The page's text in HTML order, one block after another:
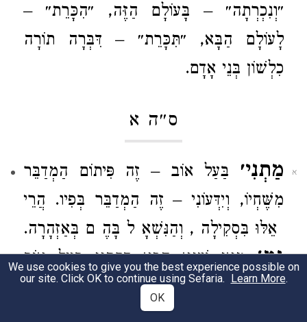
״וְנִכְרְתָה״ – בָּעוֹלָם הַזֶּה, ״הִכָּרֵת״ –
לָעוֹלָם הַבָּא, ״תִּכָּרֵת״ – דִּבְּרָה תוֹרָה
כִלְשׁוֹן בְּנֵי אָדָם.
ס״ה א
א מַתְנִי׳ בַּעַל אוֹב – זֶה פִּיתוֹם הַמְדַבֵּר
מִשֶּׁחְיוֹ, וְיִדְּעוֹנִי – זֶה הַמְדַבֵּר בְּפִיו. הֲרֵי
אֵלּוּ בִּסְקִילָה, וְהַנִּשְׁאָל בָּהֶם בְּאַזְהָרָה.
גְּמָ׳מַאי שְׁנָא הָכָא דְּקָתָנֵי בַּעַל אוֹב
וְיִדְּעוֹנִי, וּמַאי שְׁנָא גַּבֵּי כָּרֵיתוֹת דְּקָתָנֵי בַּעַל
אוֹב וְשַׁיְּירֵיהּ לְיִדְּעוֹנִי?
We use cookies to give you the best experience possible on
our site. Click OK to continue using Sefaria. Learn More.
OK